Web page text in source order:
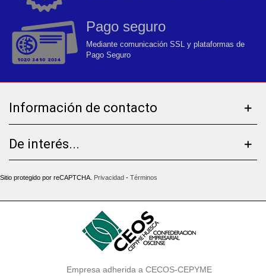
Pago seguro
Mediante comunicación SSL y plataformas de
Pago Seguro
Información de contacto
De interés...
Sitio protegido por reCAPTCHA. Privacidad - Términos
Empresa adherida a CECOS-CEPYME